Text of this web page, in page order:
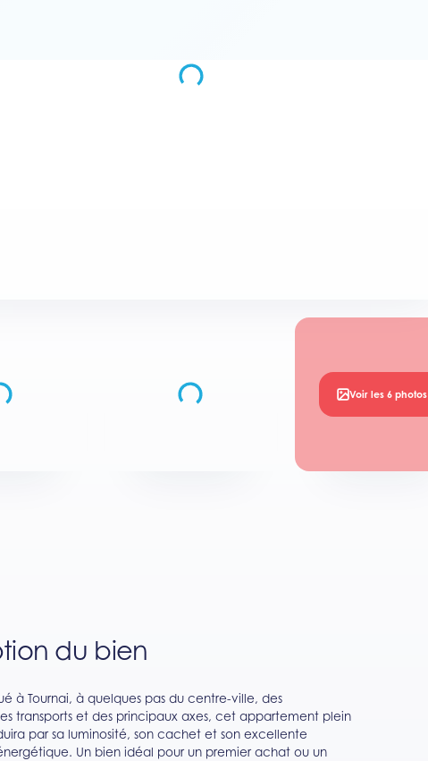
Voir les 6 photos
du bien
à Tournai, à quelques pas du centre-ville, des
transports et des principaux axes, cet appartement plein
par sa luminosité, son cachet et son excellente
Un bien idéal pour un premier achat ou un